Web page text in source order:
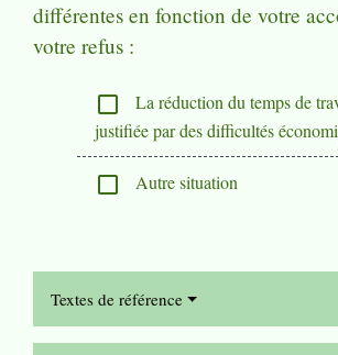
différentes en fonction de votre
votre refus :
check_box_outline_blank
La réduction du temps de
justifiée par des difficultés
check_box_outline_blank Autre situation
Textes de référence